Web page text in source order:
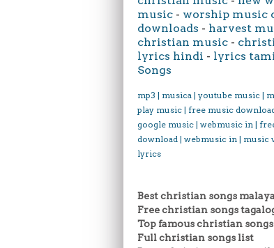
music - worship music
downloads - harvest
christian music -
lyrics hindi - lyrics
Songs
mp3 | musica | youtube music |
play music | free music
google music | webmusic in |
download | webmusic in | music
lyrics
Best christian songs
Free christian songs
Top famous christian songs
Full christian songs list